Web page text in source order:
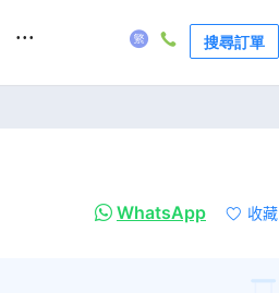
... 搜尋訂單
WhatsApp 收藏